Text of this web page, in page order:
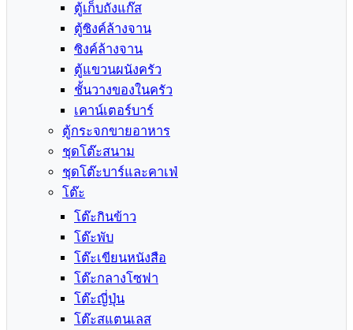
ตู้เก็บถังแก๊ส
ตู้ซิงค์ล้างจาน
ซิงค์ล้างจาน
ตู้แขวนผนังครัว
ชั้นวางของในครัว
เคาน์เตอร์บาร์
ตู้กระจกขายอาหาร
ชุดโต๊ะสนาม
ชุดโต๊ะบาร์และคาเฟ่
โต๊ะ
โต๊ะกินข้าว
โต๊ะพับ
โต๊ะเขียนหนังสือ
โต๊ะกลางโซฟา
โต๊ะญี่ปุ่น
โต๊ะสแตนเลส